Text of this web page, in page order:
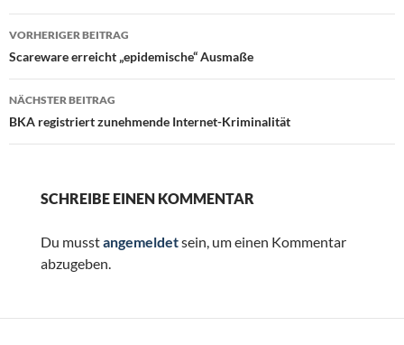
Beitragsnavigation
VORHERIGER BEITRAG
Scareware erreicht „epidemische“ Ausmaße
NÄCHSTER BEITRAG
BKA registriert zunehmende Internet-Kriminalität
SCHREIBE EINEN KOMMENTAR
Du musstangemeldetsein, um einen Kommentar
abzugeben.